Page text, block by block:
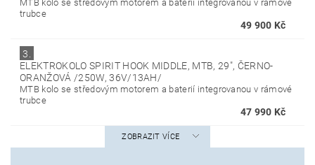
MTB kolo se středovým motorem a baterií integrovanou v rámové
trubce
49 900 Kč
3.
ELEKTROKOLO SPIRIT HOOK MIDDLE, MTB, 29", ČERNO-
ORANŽOVÁ /250W, 36V/13AH/
MTB kolo se středovým motorem a baterií integrovanou v rámové
trubce
47 990 Kč
ZOBRAZIT VÍCE